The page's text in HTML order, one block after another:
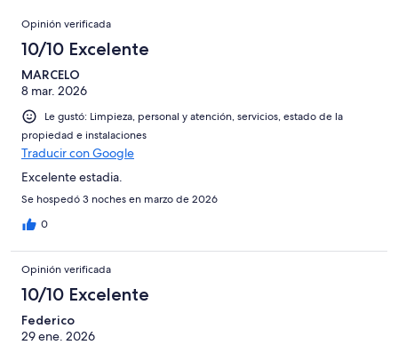
1004
opiniones
Opiniones
Opinión verificada
10/10 Excelente
MARCELO
8 mar. 2026
Le gustó: Limpieza, personal y atención, servicios, estado de la
propiedad e instalaciones
Traducir con Google
Excelente estadia.
Se hospedó 3 noches en marzo de 2026
0
Opinión verificada
10/10 Excelente
Federico
29 ene. 2026